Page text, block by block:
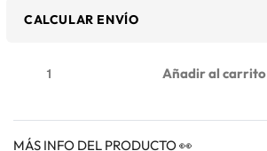
CALCULAR ENVÍO
Añadir al carrito
MÁS INFO DEL PRODUCTO 👀